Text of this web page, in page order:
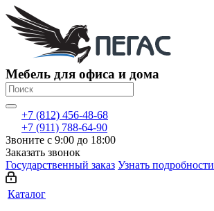
Мебель для офиса и дома
+7 (812) 456-48-68
+7 (911) 788-64-90
Звоните с 9:00 до 18:00
Заказать звонок
Государственный заказ Узнать подробности
Каталог